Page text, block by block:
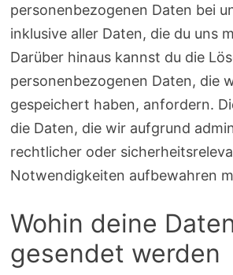
personenbezogenen Daten bei
inklusive aller Daten, die du uns
Darüber hinaus kannst du die
personenbezogenen Daten, die
gespeichert haben, anfordern.
die Daten, die wir aufgrund
rechtlicher oder
Notwendigkeiten aufbewahren
Wohin deine
gesendet werden